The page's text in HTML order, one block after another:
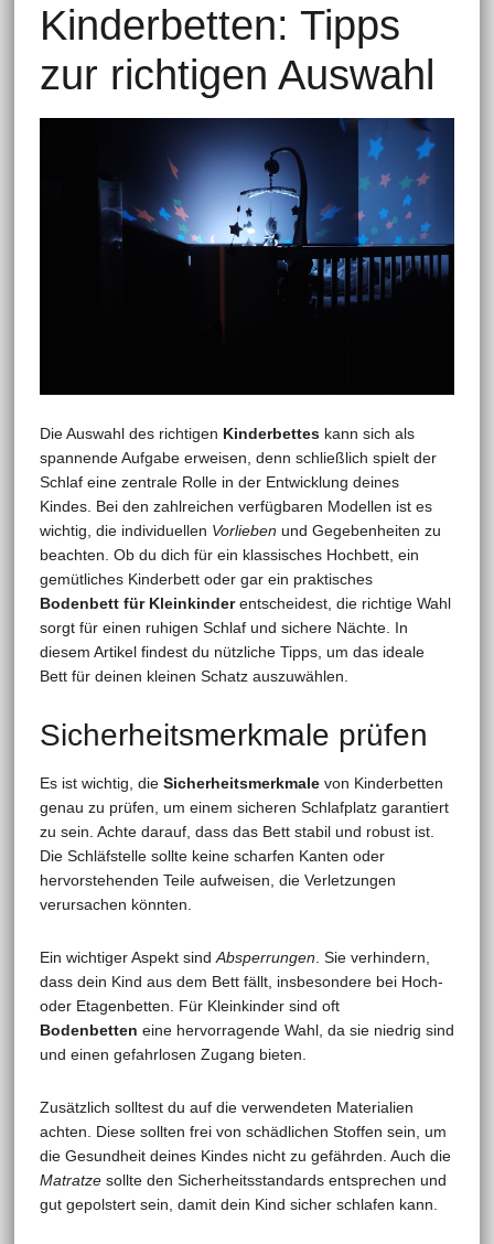
Kinderbetten: Tipps
zur richtigen Auswahl
Die Auswahl des richtigen Kinderbetteskann sich als
spannende Aufgabe erweisen, denn schließlich spielt der
Schlaf eine zentrale Rolle in der Entwicklung deines
Kindes. Bei den zahlreichen verfügbaren Modellen ist es
wichtig, die individuellen Vorlieben und Gegebenheiten zu
beachten. Ob du dich für ein klassisches Hochbett, ein
gemütliches Kinderbett oder gar ein praktisches
Bodenbett für Kleinkinderentscheidest, die richtige Wahl
sorgt für einen ruhigen Schlaf und sichere Nächte. In
diesem Artikel findest du nützliche Tipps, um das ideale
Bett für deinen kleinen Schatz auszuwählen.
Sicherheitsmerkmale prüfen
Es ist wichtig, die Sicherheitsmerkmalevon Kinderbetten
genau zu prüfen, um einem sicheren Schlafplatz garantiert
zu sein. Achte darauf, dass das Bett stabil und robust ist.
Die Schläfstelle sollte keine scharfen Kanten oder
hervorstehenden Teile aufweisen, die Verletzungen
verursachen könnten.
Ein wichtiger Aspekt sind Absperrungen . Sie verhindern,
dass dein Kind aus dem Bett fällt, insbesondere bei Hoch-
oder Etagenbetten. Für Kleinkinder sind oft
Bodenbetten eine hervorragende Wahl, da sie niedrig sind
und einen gefahrlosen Zugang bieten.
Zusätzlich solltest du auf die verwendeten Materialien
achten. Diese sollten frei von schädlichen Stoffen sein, um
die Gesundheit deines Kindes nicht zu gefährden. Auch die
Matratzesollte den Sicherheitsstandards entsprechen und
gut gepolstert sein, damit dein Kind sicher schlafen kann.